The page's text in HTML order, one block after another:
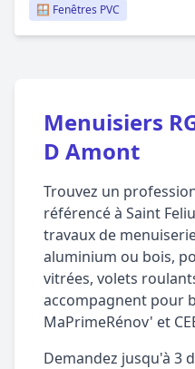
🪟 Fenêtres PVC
Menuisiers
D Amont
Trouvez un
référencé à Saint
travaux de
aluminium ou bois,
vitrées, volets
accompagnent pour
MaPrimeRénov' et
Demandez jusqu'à 3